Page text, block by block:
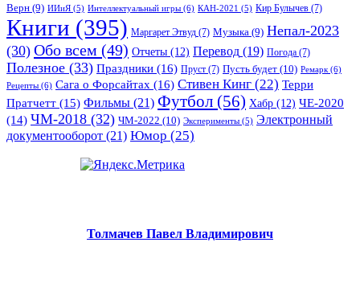
Верн (9) ИИиЯ (5) Интеллектуальный игры (6) КАН-2021 (5) Кир Булычев (7)
Книги (395) Маргарет Этвуд (7) Музыка (9) Непал-2023
(30) Обо всем (49) Отчеты (12) Перевод (19) Погода (7)
Полезное (33) Праздники (16) Пруст (7) Пусть будет (10) Ремарк (6)
Рецепты (6) Сага о Форсайтах (16) Стивен Кинг (22) Терри
Пратчетт (15) Фильмы (21) Футбол (56) Хабр (12) ЧЕ-2020
(14) ЧМ-2018 (32) ЧМ-2022 (10) Эксперименты (5) Электронный
документооборот (21) Юмор (25)
Толмачев Павел Владимирович